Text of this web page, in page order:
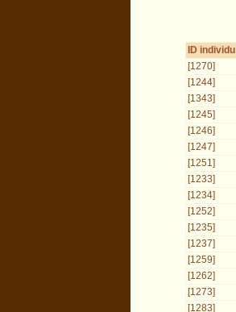
ID individu
[1270]
[1244]
[1343]
[1245]
[1246]
[1247]
[1251]
[1233]
[1234]
[1252]
[1235]
[1237]
[1259]
[1262]
[1273]
[1283]